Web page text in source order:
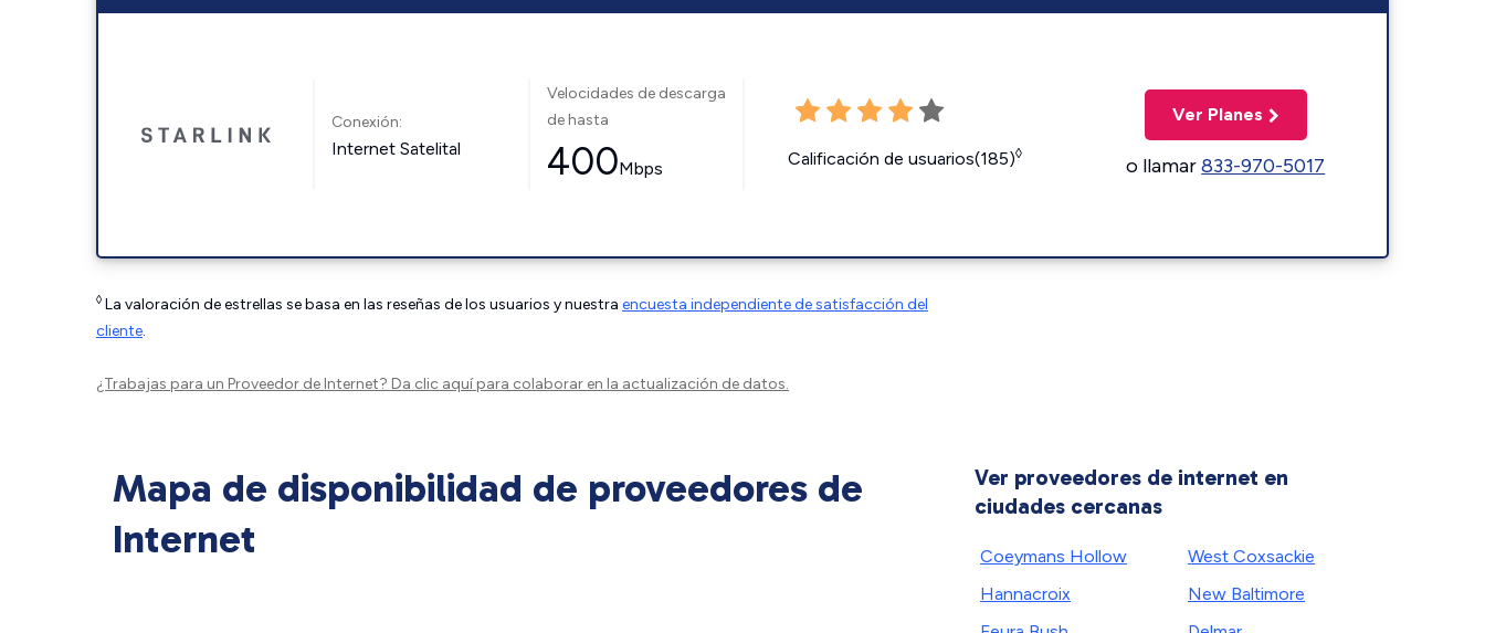
Conexión:
Internet Satelital
Velocidades de descarga
de hasta
400Mbps Calificación de usuarios(185)◊
Ver Planes
o llamar833-970-5017
◊ La valoración de estrellas se basa en las reseñas de los usuarios y nuestra encuesta independiente de satisfacción del
cliente.
¿Trabajas para un Proveedor de Internet? Da clic aquípara colaborar en la actualización de datos.
Mapa de disponibilidad de proveedores de
Internet
Ver proveedores de internet en
ciudades cercanas
Coeymans Hollow
Hannacroix
West Coxsackie
New Baltimore